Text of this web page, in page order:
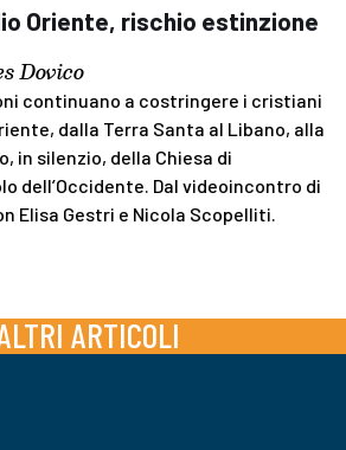
Oriente, rischio estinzione
Dovico
continuano a costringere i cristiani
dalla Terra Santa al Libano, alla
in silenzio, della Chiesa di
dell’Occidente. Dal videoincontro di
Elisa Gestri e Nicola Scopelliti.
ARTICOLI